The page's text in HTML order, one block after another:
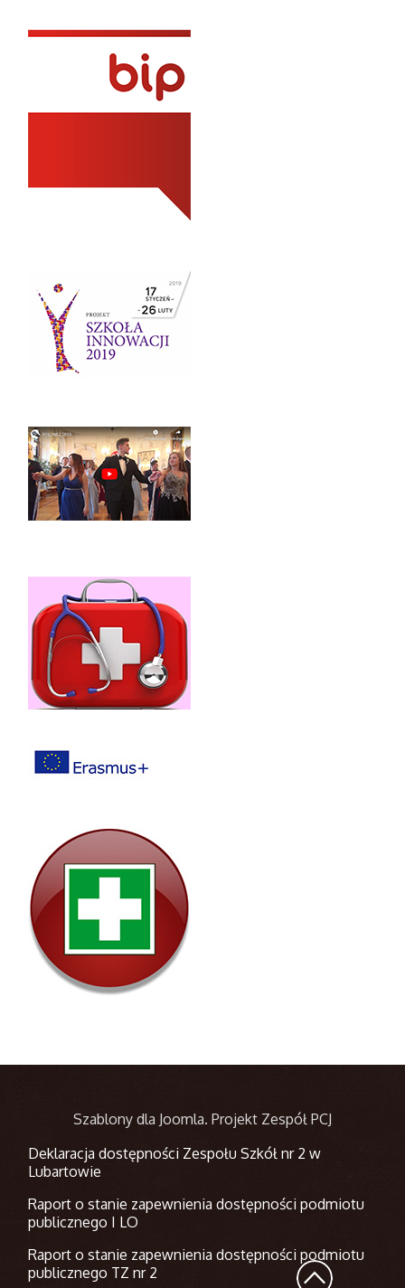
Szablony dla Joomla. Projekt Zespół PCJ
Deklaracja dostępności Zespołu Szkół nr 2 w
Lubartowie
Raport o stanie zapewnienia dostępności podmiotu
publicznego I LO
Raport o stanie zapewnienia dostępności podmiotu
publicznego TZ nr 2